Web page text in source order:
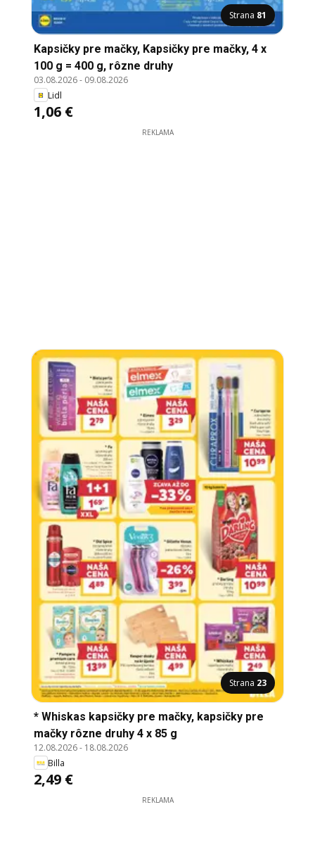
Strana 81
Kapsičky pre mačky, Kapsičky pre mačky, 4 x
100 g = 400 g, rôzne druhy
03.08.2026- 09.08.2026
Lidl
1,06 €
REKLAMA
Strana 23
* Whiskas kapsičky pre mačky, kapsičky pre
mačky rôzne druhy 4 x 85 g
12.08.2026- 18.08.2026
Billa
2,49 €
REKLAMA